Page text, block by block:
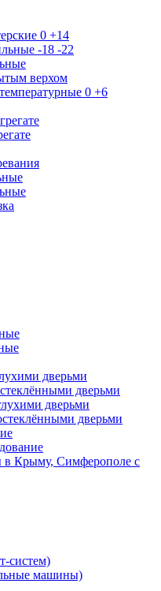
0 +14
-18 -22
верхом
0 +6
дверьми
дверьми
дверьми
дверьми
в Крыму, Симферополе с
систем)
машины)